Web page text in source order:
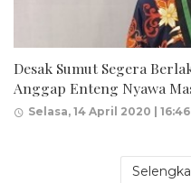
Desak Sumut Segera
Anggap Enteng Nyawa
Selasa, 14 April 2020 | 16:46